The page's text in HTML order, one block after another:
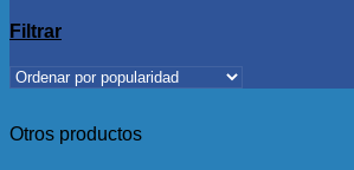
Filtrar
Otros productos